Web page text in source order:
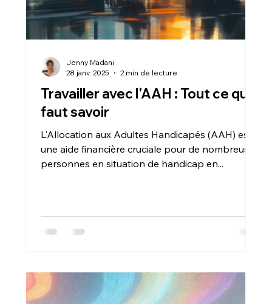
Travailler avec l'AAH : Tout ce qu'il
faut savoir
L'Allocation aux Adultes Handicapés (AAH) est
une aide financière cruciale pour de nombreuses
personnes en situation de handicap en...
Jenny Madani
28 janv. 2025
2 min de lecture